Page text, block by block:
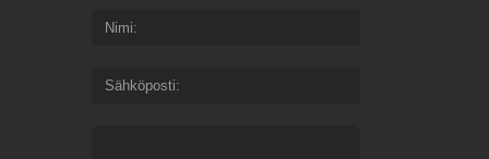
Nimi
Sähköposti